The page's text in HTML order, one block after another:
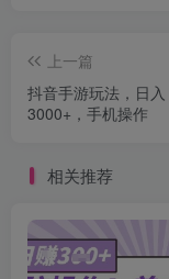
上一篇
抖音手游玩法，日入
3000+，手机操作
相关推荐